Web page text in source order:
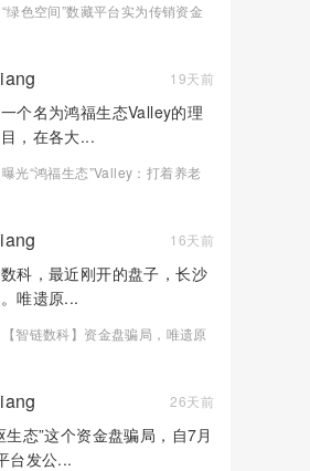
“绿色空间”数藏平台实为传销资金
19天前
个名为鸿福生态Valley的理
，在各大...
曝光“鸿福生态”Valley：打着养老
16天前
科，最近刚开的盘子，长沙
唯遗原...
【智链数科】资金盘骗局，唯遗原
26天前
生态”这个资金盘骗局，自7月
台发公...